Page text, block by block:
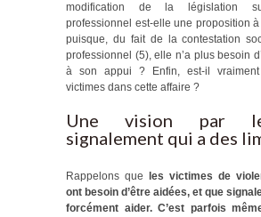
modification de la législation
professionnel est-elle une proposition
puisque, du fait de la contestation
professionnel (5), elle n’a plus besoin
à son appui ? Enfin, est-il
victimes dans cette affaire ?
Une vision par
signalement qui a des
Rappelons que
les victimes de
ont besoin d’être aidées, et que
forcément aider. C’est parfois